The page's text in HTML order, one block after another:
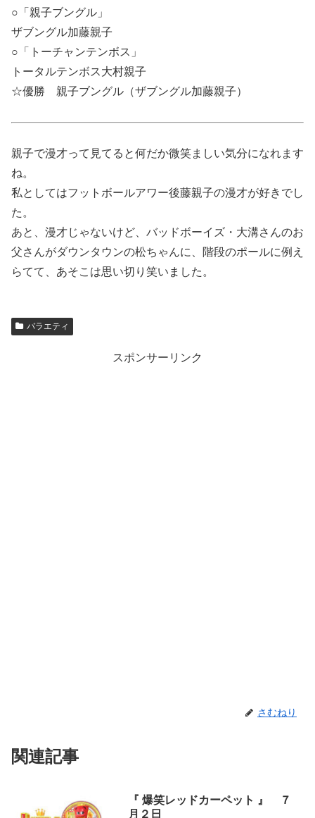
○「親子ブングル」
ザブングル加藤親子
○「トーチャンテンボス」
トータルテンボス大村親子
☆優勝 親子ブングル（ザブングル加藤親子）
親子で漫才って見てると何だか微笑ましい気分になれます
ね。
私としてはフットボールアワー後藤親子の漫才が好きでし
た。
あと、漫才じゃないけど、バッドボーイズ・大溝さんのお
父さんがダウンタウンの松ちゃんに、階段のポールに例え
らてて、あそこは思い切り笑いました。
バラエティ
スポンサーリンク
さむねり
関連記事
『 爆笑レッドカーペット 』 ７
月２日